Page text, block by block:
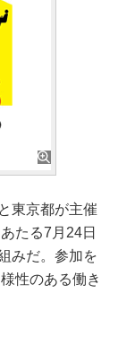
東京都が主催
たる7月24日
みだ。参加を
性のある働き